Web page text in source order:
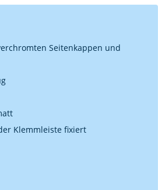
Seitenkappen und
Klemmleiste fixiert